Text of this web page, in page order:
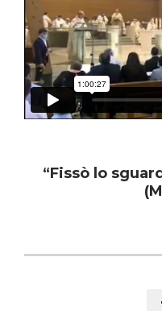
“Fissò lo